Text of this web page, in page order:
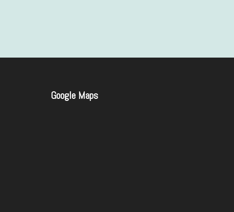
Google Maps